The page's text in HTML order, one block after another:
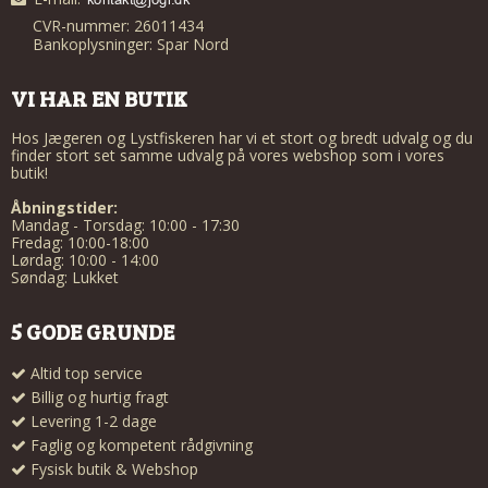
CVR-nummer: 26011434
Bankoplysninger: Spar Nord
VI HAR EN BUTIK
Hos Jægeren og Lystfiskeren har vi et stort og bredt udvalg og du
finder stort set samme udvalg på vores webshop som i vores
butik!
Åbningstider:
Mandag - Torsdag: 10:00 - 17:30
Fredag: 10:00-18:00
Lørdag: 10:00 - 14:00
Søndag: Lukket
5 GODE GRUNDE
Altid top service
Billig og hurtig fragt
Levering 1-2 dage
Faglig og kompetent rådgivning
Fysisk butik & Webshop